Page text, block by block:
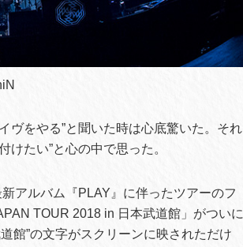
ヴをやる”と聞いた時は心底驚いた。それ
けたい”と心の中で思った。
アルバム『PLAY』に伴ったツアーのフ
TOUR 2018 in 日本武道館」がついに
館”の文字がスクリーンに映されただけ